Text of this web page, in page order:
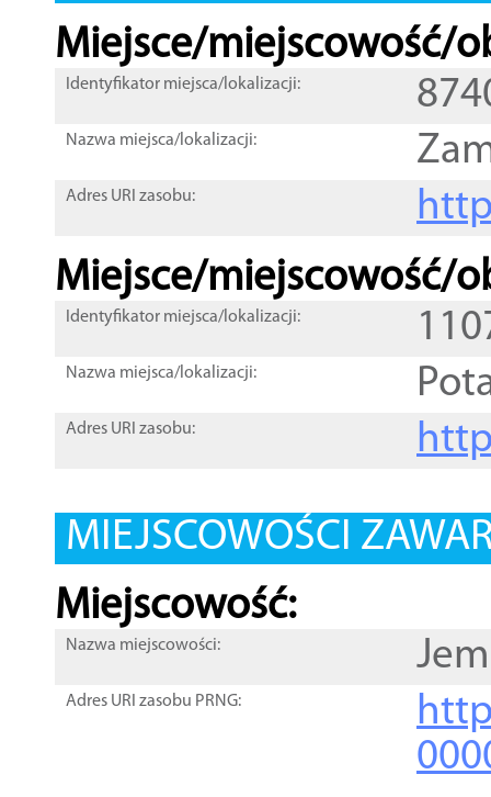
Miejsce/miejscowość/
Identyfikator miejsca/lokalizacji:
Nazwa miejsca/lokalizacji:
Adres URI zasobu:
Miejsce/miejscowość/
Identyfikator miejsca/lokalizacji:
Nazwa miejsca/lokalizacji:
Adres URI zasobu:
MIEJSCOWOŚCI
Miejscowość:
Nazwa miejscowości:
Adres URI zasobu PRNG: